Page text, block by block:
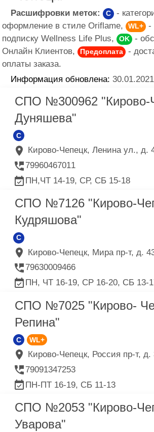
Расшифровки меток: C -
оформление в стиле Oriflame, WL+
-
подписку Wellness Life Plus, OK
-
Онлайн Клиентов, Предоплата
-
оплаты заказа.
Информация обновлена:
СПО №300962 "Кирово-
Дуняшева"
C
Кирово-Чепецк, Ленина ул., д.
79960467011
ПН,ЧТ 14-19, СР, СБ 15-18
СПО №7126 "Кирово-
Кудряшова"
C
Кирово-Чепецк, Мира пр-т, д.
79630009466
ПН, ЧТ 16-19, СР 16-20, СБ 13-
СПО №7025 "Кирово-
Репина"
C WL+
Кирово-Чепецк, Россия пр-т, д.
79091347253
ПН-ПТ 16-19, СБ 11-13
СПО №2053 "Кирово-
Уварова"